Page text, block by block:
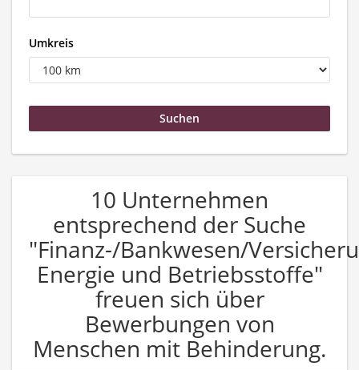
Umkreis
10 Unternehmen
entsprechend der Suche
"Finanz-/Bankwesen/
Energie und Betriebsstoffe"
freuen sich über
Bewerbungen von
Menschen mit Behinderung.